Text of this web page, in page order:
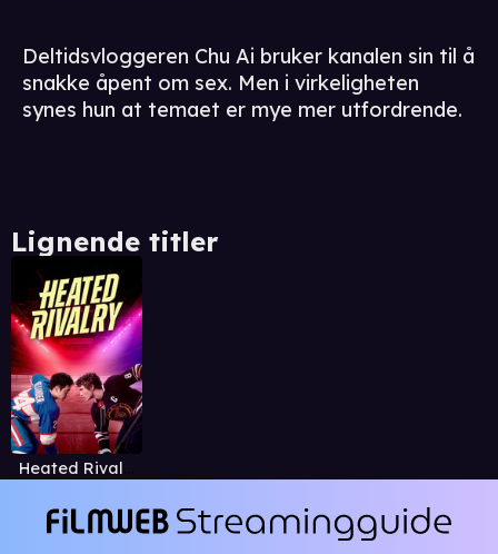
Deltidsvloggeren Chu Ai bruker kanalen sin til å
snakke åpent om sex. Men i virkeligheten
synes hun at temaet er mye mer utfordrende.
Lignende titler
Heated Rivalry